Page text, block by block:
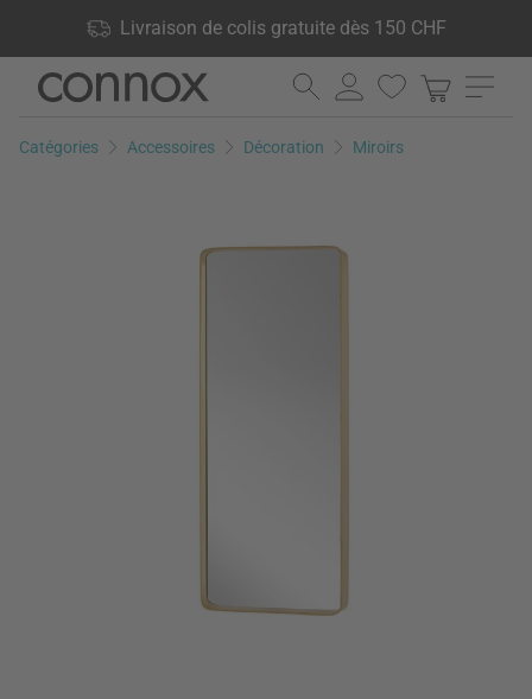
Livraison de colis gratuite dès 150 CHF
produits en stock, Droit de retour de 60 jours
Aller
contenu
Aller
la
Catégories Accessoires Décoration Miroirs